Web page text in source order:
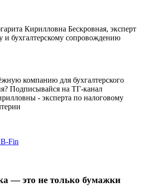
Кирилловна Бескровная, эксперт
и бухгалтерскому сопровождению
Fin
— это не только бумажки